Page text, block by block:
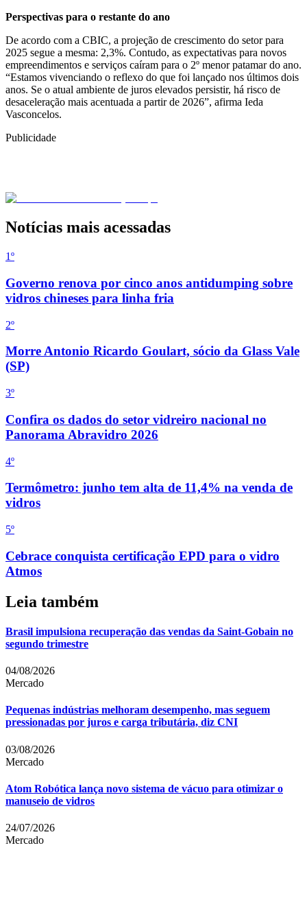
Perspectivas para o restante do ano
De acordo com a CBIC, a projeção de crescimento do setor para
2025 segue a mesma: 2,3%. Contudo, as expectativas para novos
empreendimentos e serviços caíram para o 2º menor patamar do ano.
“Estamos vivenciando o reflexo do que foi lançado nos últimos dois
anos. Se o atual ambiente de juros elevados persistir, há risco de
desaceleração mais acentuada a partir de 2026”, afirma Ieda
Vasconcelos.
Publicidade
Notícias mais acessadas
1º
Governo renova por cinco anos antidumping sobre
vidros chineses para linha fria
2º
Morre Antonio Ricardo Goulart, sócio da Glass Vale
(SP)
3º
Confira os dados do setor vidreiro nacional no
Panorama Abravidro 2026
4º
Termômetro: junho tem alta de 11,4% na venda de
vidros
5º
Cebrace conquista certificação EPD para o vidro
Atmos
Leia também
Brasil impulsiona recuperação das vendas da Saint-Gobain no
segundo trimestre
04/08/2026
Mercado
Pequenas indústrias melhoram desempenho, mas seguem
pressionadas por juros e carga tributária, diz CNI
03/08/2026
Mercado
Atom Robótica lança novo sistema de vácuo para otimizar o
manuseio de vidros
24/07/2026
Mercado